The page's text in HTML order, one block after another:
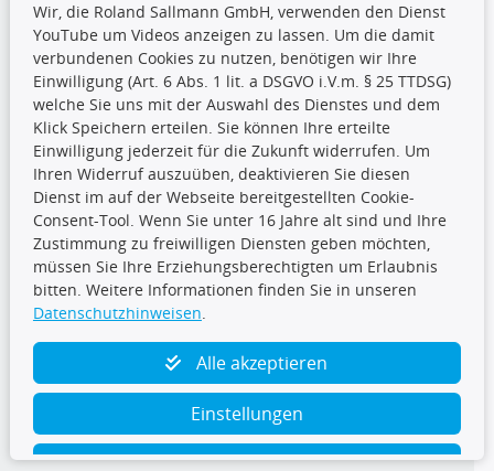
CARAT Gruppe
Folge uns
TecDoc Inside
Wir, die Roland Sallmann GmbH, verwenden den Dienst
YouTube um Videos anzeigen zu lassen. Um die damit
verbundenen Cookies zu nutzen, benötigen wir Ihre
Einwilligung (Art. 6 Abs. 1 lit. a DSGVO i.V.m. § 25 TTDSG)
welche Sie uns mit der Auswahl des Dienstes und dem
Klick Speichern erteilen. Sie können Ihre erteilte
Einwilligung jederzeit für die Zukunft widerrufen. Um
Ihren Widerruf auszuüben, deaktivieren Sie diesen
Dienst im auf der Webseite bereitgestellten Cookie-
Consent-Tool. Wenn Sie unter 16 Jahre alt sind und Ihre
Zustimmung zu freiwilligen Diensten geben möchten,
müssen Sie Ihre Erziehungsberechtigten um Erlaubnis
bitten. Weitere Informationen finden Sie in unseren
Datenschutzhinweisen.
Alle akzeptieren
Einstellungen
Ablehnen